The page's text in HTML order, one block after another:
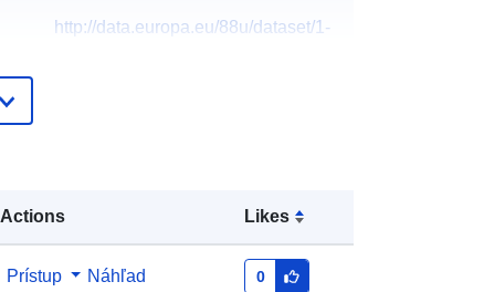
Actions Likes
Prístup Náhľad 0
http://data.europa.eu/88u/dataset/1-